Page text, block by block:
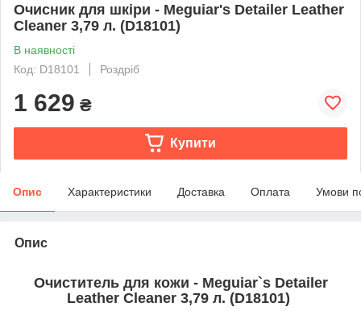
Очисник для шкіри - Meguiar's Detailer Leather
Cleaner 3,79 л. (D18101)
В наявності
Код: D18101
Роздріб
1 629 ₴
Купити
Опис Характеристики Доставка Оплата Умови
Опис
Очиститель для кожи - Meguiar`s Detailer
Leather Cleaner 3,79 л. (D18101)